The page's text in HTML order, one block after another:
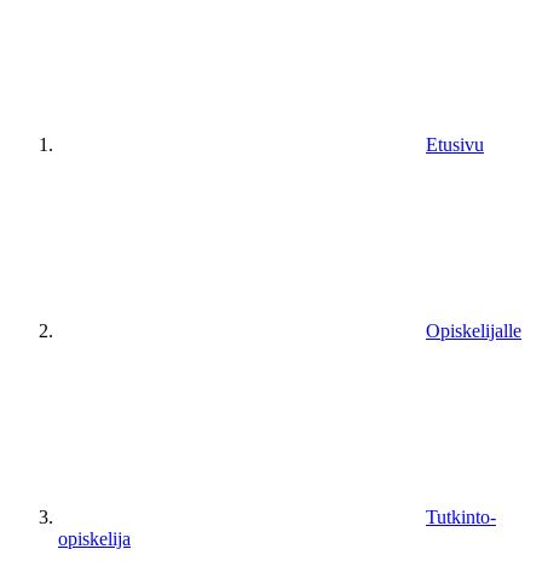
Etusivu
Opiskelijalle
Tutkinto-
opiskelija